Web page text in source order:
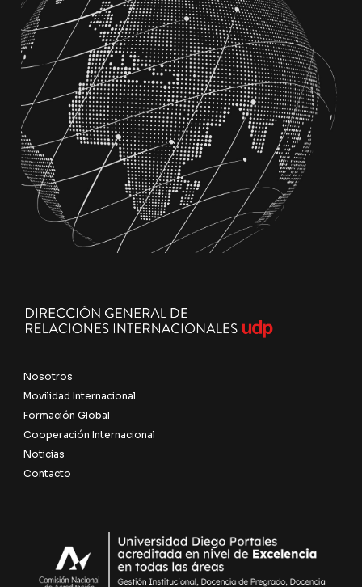
Nosotros
Movilidad Internacional
Formación Global
Cooperación Internacional
Noticias
Contacto